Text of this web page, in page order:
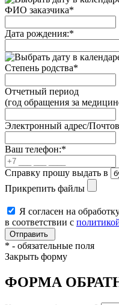
ФИО заказчика*
Дата рождения:*
Степень родства*
Отчетный период
(год обращения за
Электронный адрес/
Ваш телефон:*
Справку прошу выдать в
Прикрепить файлы
Я согласен на
в соответствии с
* - обязательные поля
Закрыть форму
ФОРМА